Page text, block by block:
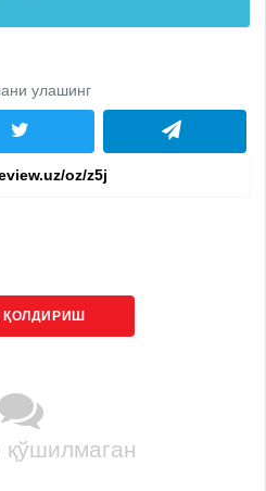
улашинг
ҚОЛДИРИШ
қўшилмаган